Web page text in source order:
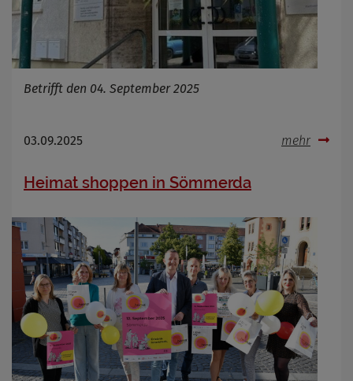
Betrifft den 04. September 2025
03.09.2025 mehr
Heimat shoppen in Sömmerda